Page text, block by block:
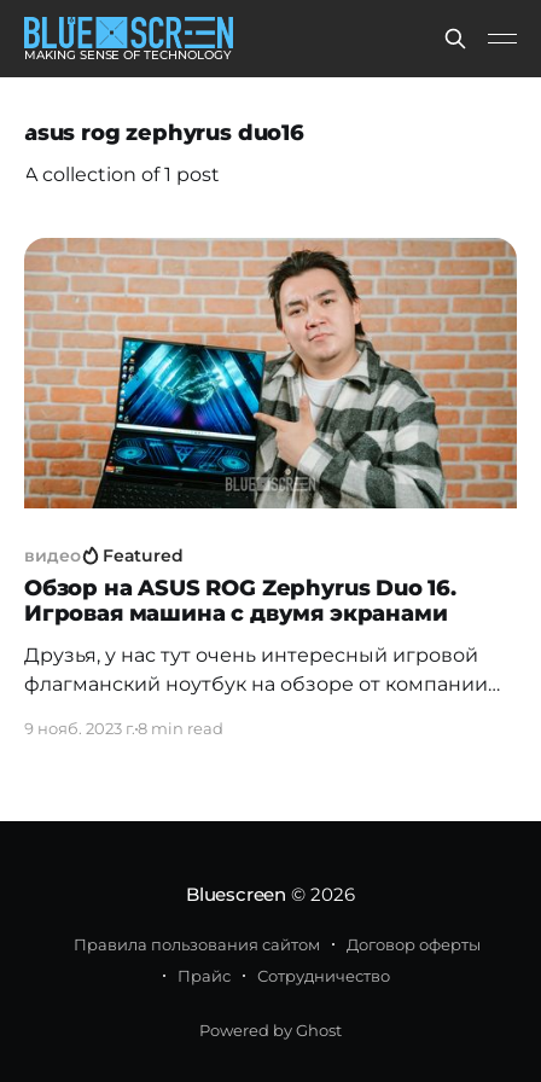
MAKING SENSE OF TECHNOLOGY
asus rog zephyrus duo16
A collection of 1 post
видео Featured
Обзор на ASUS ROG Zephyrus Duo 16.
Игровая машина с двумя экранами
Друзья, у нас тут очень интересный игровой
флагманский ноутбук на обзоре от компании
9 нояб. 2023 г.8 min read
Bluescreen © 2026
Правила пользования сайтом
Договор оферты
Прайс
Сотрудничество
Powered by Ghost